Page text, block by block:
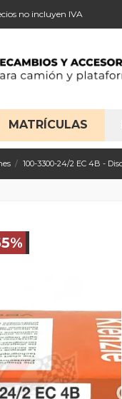
no incluyen IVA
MATRÍCULAS
100-3300-24/2 EC 4B -